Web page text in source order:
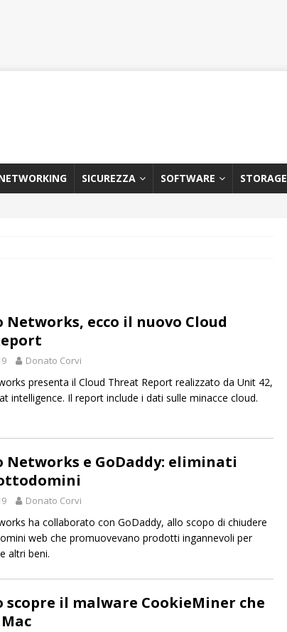
SICUREZZA SOFTWARE STORAGE
Networks, ecco il nuovo Cloud
Donato Corvi
presenta il Cloud Threat Report realizzato da Unit 42,
intelligence. Il report include i dati sulle minacce cloud.
Networks e GoDaddy: eliminati
Donato Corvi
ha collaborato con GoDaddy, allo scopo di chiudere
web che promuovevano prodotti ingannevoli per
altri beni.
scopre il malware CookieMiner che